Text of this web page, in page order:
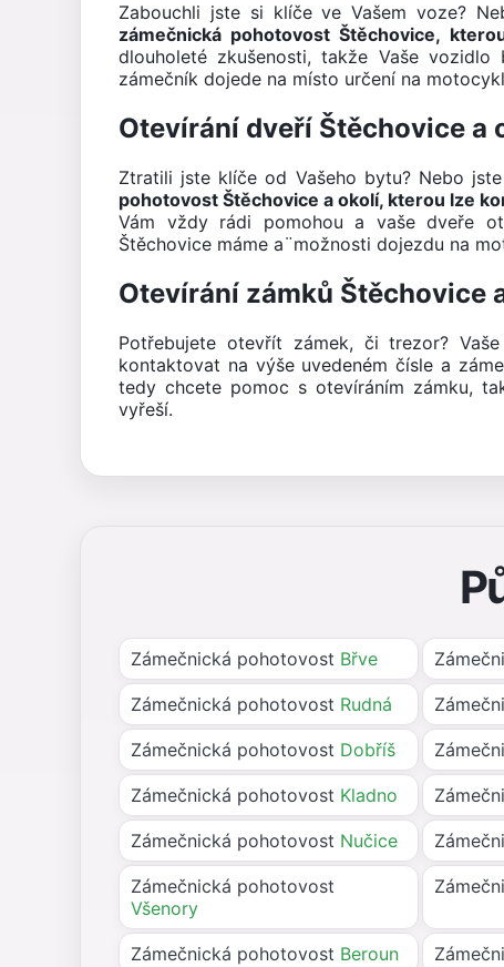
Zabouchli jste si klíče ve Vašem voze?
zámečnická pohotovost Štěchovice,
dlouholeté zkušenosti, takže Vaše
zámečník dojede na místo určení na
Otevírání dveří Štěchovice a
Ztratili jste klíče od Vašeho bytu? Nebo
pohotovost Štěchovice a okolí, kterou lze
Vám vždy rádi pomohou a vaše dveře
Štěchovice máme a¨možnosti dojezdu na
Otevírání zámků Štěchovice
Potřebujete otevřít zámek, či trezor? Vaše
kontaktovat na výše uvedeném čísle a
tedy chcete pomoc s otevíráním zámku,
vyřeší.
Zámečnická pohotovost Břve
Zámečnická pohotovost Rudná
Zámečnická pohotovost Dobříš
Zámečnická pohotovost Kladno
Zámečnická pohotovost Nučice
Zámečnická pohotovost
Všenory
Zámečnická pohotovost Beroun